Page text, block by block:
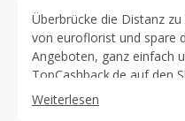
Überbrücke die Distanz
von euroflorist und spare
Angeboten, ganz einfach
TopCashback.de auf den
Europas #1
Blumen überallhin.
Weiterlesen